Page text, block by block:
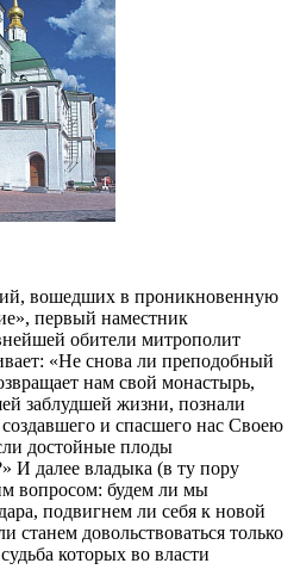
вошедших в проникновенную
первый наместник
обители митрополит
«Не снова ли преподобный
нам свой монастырь,
заблудшей жизни, познали
и спасшего нас Своею
достойные плоды
И далее владыка (в ту пору
вопросом: будем ли мы
подвигнем ли себя к новой
довольствоваться только
которых во власти